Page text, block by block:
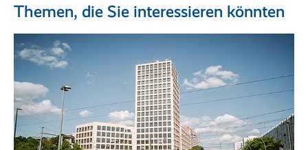
Themen, die Sie interessieren könnten